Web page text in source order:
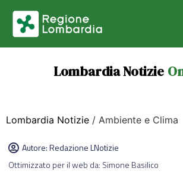
Lombardia Notizie
Lombardia Notizie / Ambiente e Clima
Autore:Redazione LNotizie
Ottimizzato per il web da: Simone Basilico